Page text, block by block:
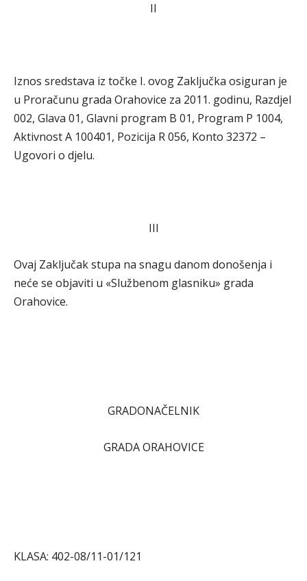
II
Iznos sredstava iz točke I. ovog Zaključka osiguran je
u Proračunu grada Orahovice za 2011. godinu, Razdjel
002, Glava 01, Glavni program B 01, Program P 1004,
Aktivnost A 100401, Pozicija R 056, Konto 32372 –
Ugovori o djelu.
III
Ovaj Zaključak stupa na snagu danom donošenja i
neće se objaviti u «Službenom glasniku» grada
Orahovice.
GRADONAČELNIK
GRADA ORAHOVICE
KLASA: 402-08/11-01/121